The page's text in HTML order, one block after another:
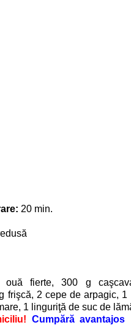
20 min.
ouă fierte, 300 g
frişcă, 2 cepe de arpagic,
1 linguriţă de suc de
Cumpără avantajos